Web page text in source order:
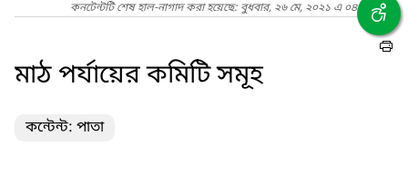
কনটেন্টটি শেষ হাল-নাগাদ করা হয়েছে: বুধবার, ২৬ মে, ২০২১ এ ০৪:১০ PM
মাঠ পর্যায়ের কমিটি সমূহ
কন্টেন্ট: পাতা